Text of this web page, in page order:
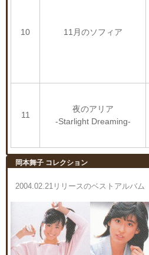
10 11月のソフィア
11
夜のアリア
-Starlight Dreaming-
岡本舞子 コレクション
2004.02.21リリースのベストアルバム